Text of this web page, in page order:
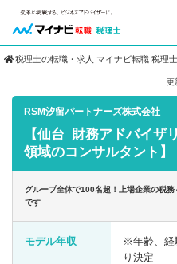
転職お役立ち情報
業界情報
求人情報
税理士の転職・求人 マイナビ転職 税理士
更
RSM汐留パートナーズ株式会社
【仙台_財務アドバイザ
領域のコンサルタント】
グループ全体で100名超！上場企業の税
です
モデル年収
※年齢、経
り決定